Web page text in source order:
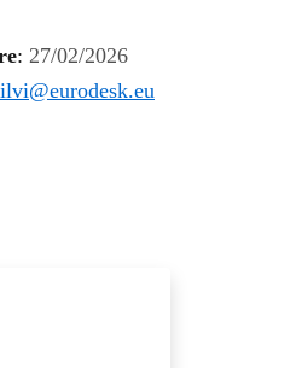
: 27/02/2026